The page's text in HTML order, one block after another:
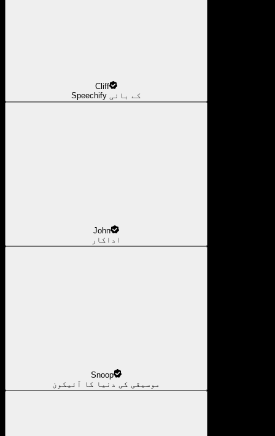
Cliff
Speechify کے بانی
John
اداکار
Snoop
موسیقی کی دنیا کا آئیکون